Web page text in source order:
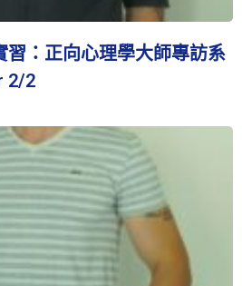
習：正向心理學大師專訪系
2/2